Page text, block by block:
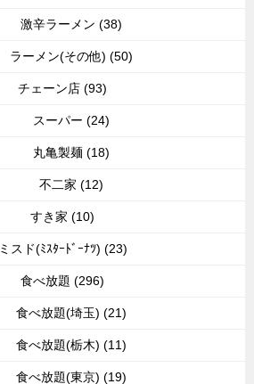
激辛ラーメン (38)
ラーメン(その他) (50)
チェーン店 (93)
スーパー (24)
丸亀製麺 (18)
不二家 (12)
すき家 (10)
ミスド(ﾐｽﾀｰﾄﾞｰﾅﾂ) (23)
食べ放題 (296)
食べ放題(埼玉) (21)
食べ放題(栃木) (11)
食べ放題(東京) (19)